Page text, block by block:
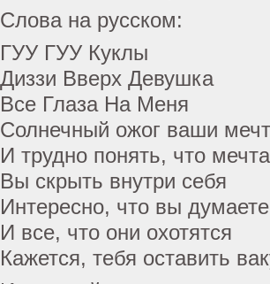
Слова на русском:
ГУУ ГУУ Куклы
Диззи Вверх Девушка
Все Глаза На Меня
Солнечный ожог ваши
И трудно понять, что мечта
Вы скрыть внутри себя
Интересно, что вы думаете
И все, что они охотятся
Кажется, тебя оставить